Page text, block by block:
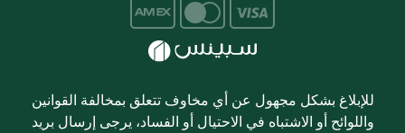
للإبلاغ بشكل مجهول عن أي مخاوف تتعلق بمخالفة القوانين
واللوائح أو الاشتباه في الاحتيال أو الفساد، يرجى إرسال بريد